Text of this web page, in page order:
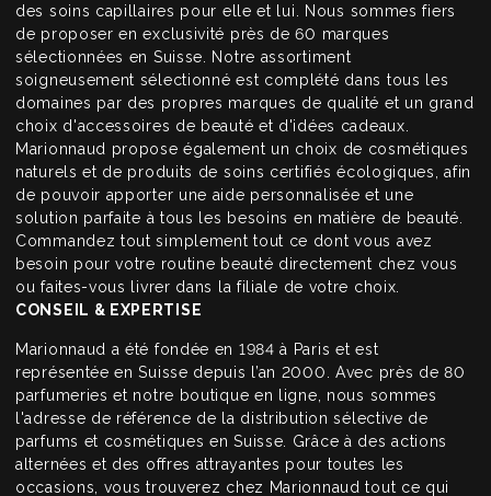
des soins capillaires pour elle et lui. Nous sommes fiers
de proposer en exclusivité près de 60 marques
sélectionnées en Suisse. Notre assortiment
soigneusement sélectionné est complété dans tous les
domaines par des propres marques de qualité et un grand
choix d'accessoires de beauté et d'idées cadeaux.
Marionnaud propose également un choix de cosmétiques
naturels et de produits de soins certifiés écologiques, afin
de pouvoir apporter une aide personnalisée et une
solution parfaite à tous les besoins en matière de beauté.
Commandez tout simplement tout ce dont vous avez
besoin pour votre routine beauté directement chez vous
ou faites-vous livrer dans la filiale de votre choix.
CONSEIL & EXPERTISE
Marionnaud a été fondée en 1984 à Paris et est
représentée en Suisse depuis l’an 2000. Avec près de 80
parfumeries et notre boutique en ligne, nous sommes
l'adresse de référence de la distribution sélective de
parfums et cosmétiques en Suisse. Grâce à des actions
alternées et des offres attrayantes pour toutes les
occasions, vous trouverez chez Marionnaud tout ce qui